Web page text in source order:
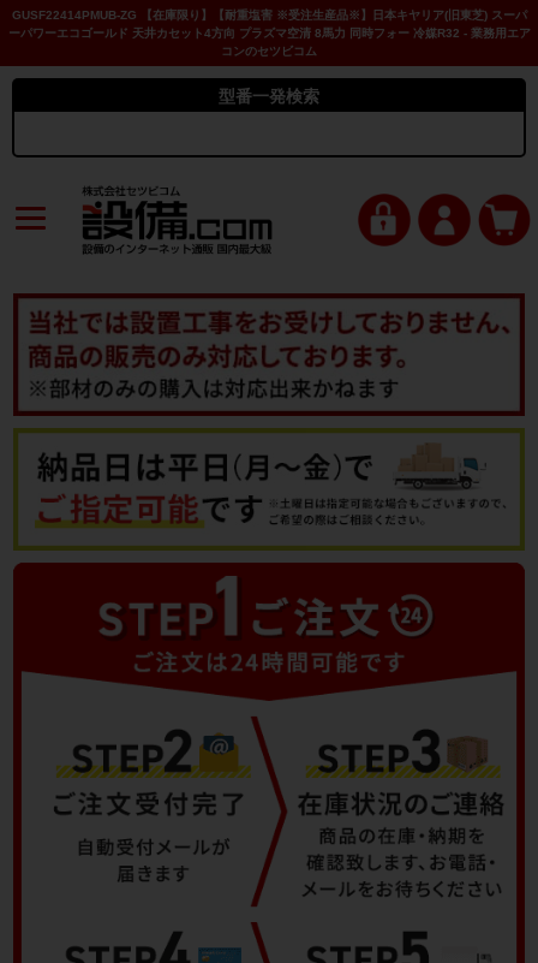
GUSF22414PMUB-ZG 【在庫限り】【耐重塩害 ※受注生産品※】日本キヤリア(旧東芝) スーパ
ーパワーエコゴールド 天井カセット4方向 プラズマ空清 8馬力 同時フォー 冷媒R32 - 業務用エア
コンのセツビコム
型番一発検索